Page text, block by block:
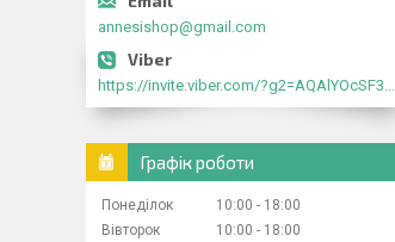
annesishop@gmail.com
https://invite.viber.com/?g2=AQAlYOcSF30rb0kdJdojYDWtk4sNE5eWPg2Om5jJmRlpJwnTwfwnCzMMxer2vioZ"
Графік роботи
Понеділок 10:00
18:00
Вівторок
10:00 18:00